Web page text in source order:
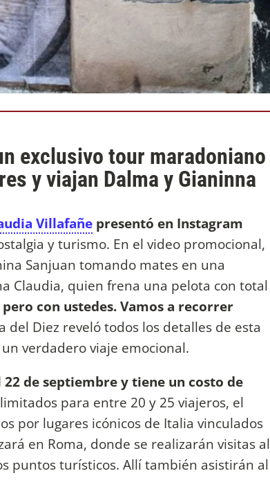
exclusivo tour maradoniano
y viajan Dalma y Gianinna
Villafañe presentó en Instagram
y turismo. En el video promocional,
Sanjuan tomando mates en una
Claudia, quien frena una pelota con total
con ustedes. Vamos a recorrer
del Diez reveló todos los detalles de esta
verdadero viaje emocional.
22 de septiembre y tiene un costo de
para entre 20 y 25 viajeros, el
por lugares icónicos de Italia vinculados
en Roma, donde se realizarán visitas al
puntos turísticos. Allí también asistirán al